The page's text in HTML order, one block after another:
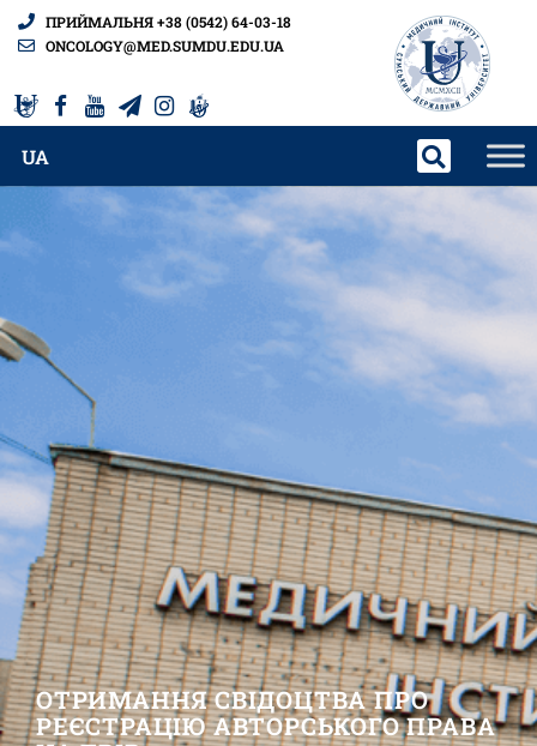
ПРИЙМАЛЬНЯ +38 (0542) 64-03-18
ONCOLOGY@MED.SUMDU.EDU.UA
UA
ОТРИМАННЯ СВІДОЦТВА ПРО
РЕЄСТРАЦІЮ АВТОРСЬКОГО ПРАВА